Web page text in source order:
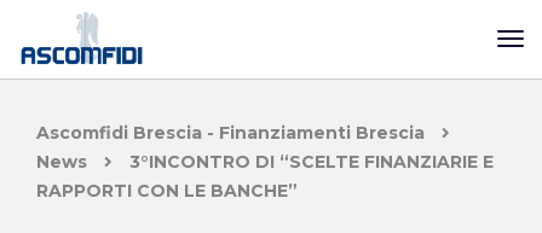
Ascomfidi Brescia - Finanziamenti Brescia
News
3°INCONTRO DI “SCELTE FINANZIARIE E
RAPPORTI CON LE BANCHE”